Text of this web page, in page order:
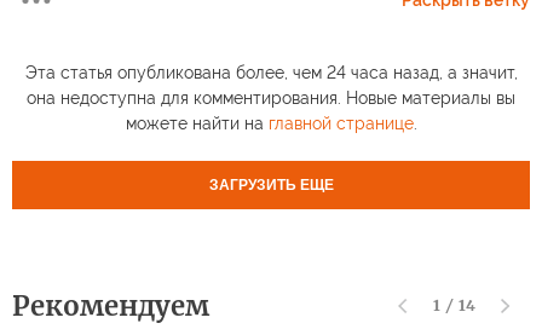
Эта статья опубликована более, чем 24 часа назад, а значит,
она недоступна для комментирования. Новые материалы вы
можете найти на главной странице.
ЗАГРУЗИТЬ ЕЩЕ
Рекомендуем 1 / 14